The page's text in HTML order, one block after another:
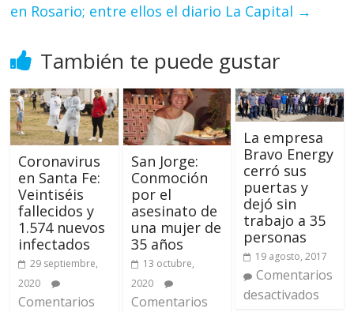
en Rosario; entre ellos el diario La Capital →
También te puede gustar
Coronavirus
en Santa Fe:
Veintiséis
fallecidos y
1.574 nuevos
infectados
29 septiembre,
2020
Comentarios
San Jorge:
Conmoción
por el
asesinato de
una mujer de
35 años
13 octubre,
2020
Comentarios
La empresa
Bravo Energy
cerró sus
puertas y
dejó sin
trabajo a 35
personas
19 agosto, 2017
Comentarios
desactivados